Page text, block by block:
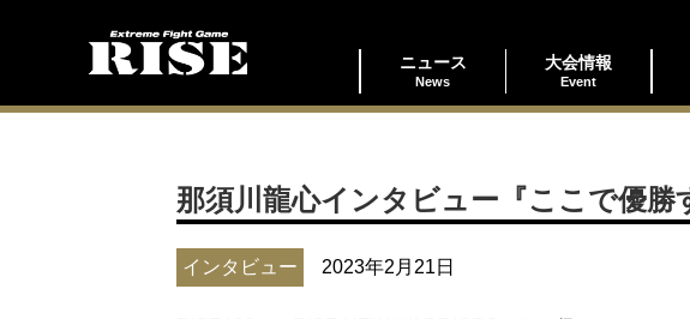
ニュース
News
大会情報
Event
那須川龍心インタビュー『ここで優
インタビュー 2023年2月21日